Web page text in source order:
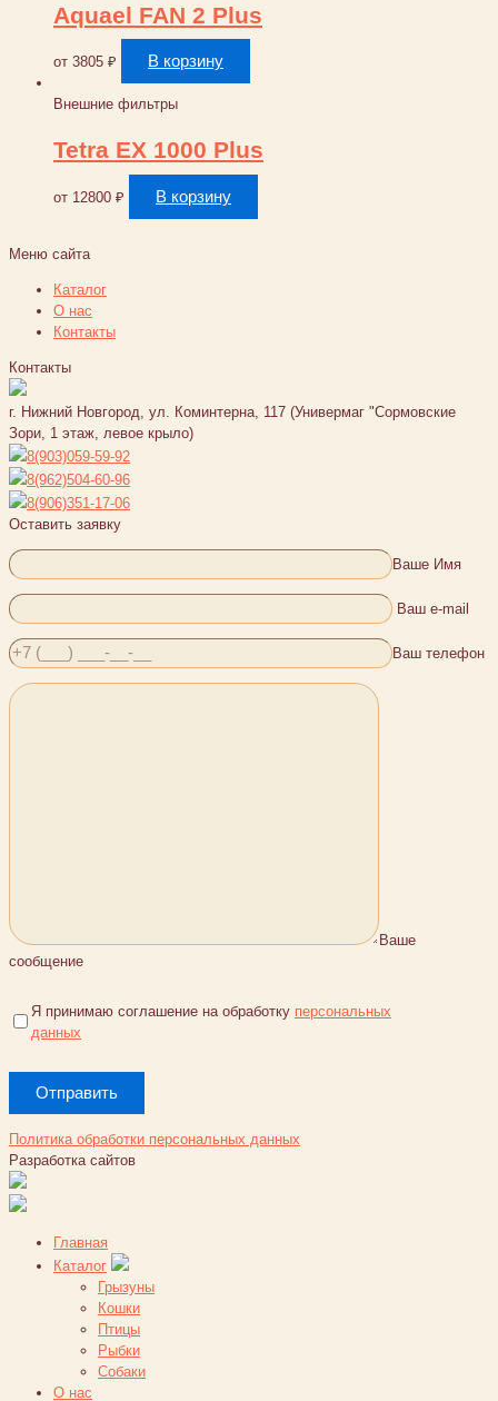
Aquael FAN 2 Plus
от 3805 ₽ В корзину
Внешние фильтры
Tetra EX 1000 Plus
от 12800 ₽ В корзину
Меню сайта
Каталог
О нас
Контакты
Контакты
г. Нижний Новгород, ул. Коминтерна, 117 (Универмаг "Сормовские
Зори, 1 этаж, левое крыло)
8(903)059-59-92
8(962)504-60-96
8(906)351-17-06
Оставить заявку
Ваше Имя
Ваш e-mail
Ваш телефон
Ваше
сообщение
Я принимаю соглашение на обработку персональных
данных
Политика обработки персональных данных
Разработка сайтов
Главная
Каталог
Грызуны
Кошки
Птицы
Рыбки
Собаки
О нас